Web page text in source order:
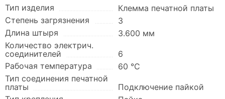
Тип изделия
Клемма печатной платы
Степень загрязнения
3
Длина штыря
3.600 мм
Количество электрич.
соединителей
6
Рабочая температура
60 °C
Тип соединения печатной
платы
Подключение пайкой